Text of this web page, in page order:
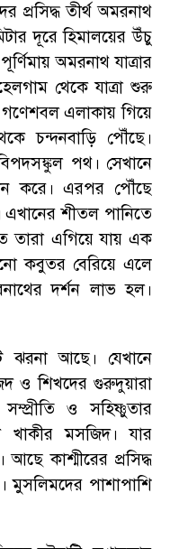
প্রসিদ্ধ তীর্থ অমরনাথ
দূরে হিমালয়ের উঁচু
অমরনাথ যাত্রার
থেকে যাত্রা শুরু
গণেশবল এলাকায় গিয়ে
চন্দনবাড়ি পৌঁছে।
পথ। সেখানে
করে। এরপর পৌঁছে
এখানের শীতল পানিতে
তারা এগিয়ে যায় এক
কবুতর বেরিয়ে এলে
দর্শন লাভ হল।
ঝরনা আছে।
যেখানে
ও শিখদের গুরুদুয়ারা
ও সহিষ্ণুতার
খাকীর মসজিদ।
যার
আছে কাশ্মীরের প্রসিদ্ধ
। মুসলিমদের পাশাপাশি